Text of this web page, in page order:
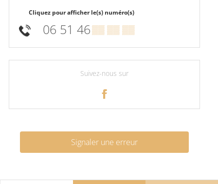
Cliquez pour afficher le(s) numéro(s)
06 51 46▒▒ ▒▒ ▒▒
Suivez-nous sur
Signaler une erreur